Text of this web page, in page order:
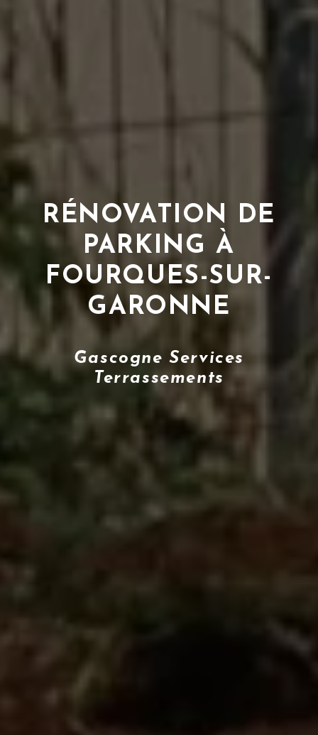
RÉNOVATION DE
PARKING À
FOURQUES-SUR-
GARONNE
Gascogne Services
Terrassements